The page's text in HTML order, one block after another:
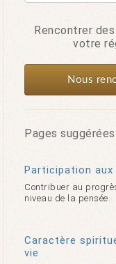
Rencontrer des
votre
Nous
Pages suggérées
Participation aux
Contribuer au
niveau de la pensée.
Caractère
vie